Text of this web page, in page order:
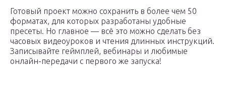
Готовый проект можно сохранить в более чем 50
форматах, для которых разработаны удобные
пресеты. Но главное — всё это можно сделать без
часовых видеоуроков и чтения длинных инструкций.
Записывайте геймплей, вебинары и любимые
онлайн-передачи с первого же запуска!